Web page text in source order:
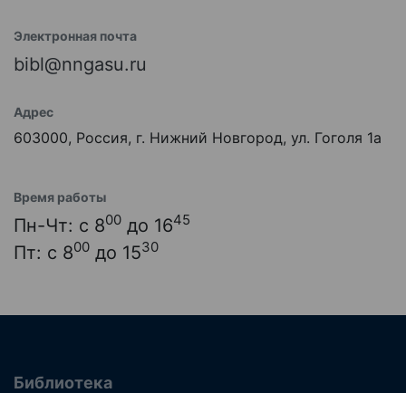
Электронная почта
bibl@nngasu.ru
Адрес
603000, Россия, г. Нижний Новгород, ул. Гоголя 1а
Время работы
Пн-Чт: с 800 до 1645
Пт: с 800 до 1530
Библиотека